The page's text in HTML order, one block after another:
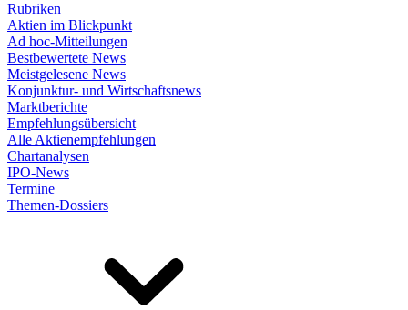
Rubriken
Aktien im Blickpunkt
Ad hoc-Mitteilungen
Bestbewertete News
Meistgelesene News
Konjunktur- und Wirtschaftsnews
Marktberichte
Empfehlungsübersicht
Alle Aktienempfehlungen
Chartanalysen
IPO-News
Termine
Themen-Dossiers